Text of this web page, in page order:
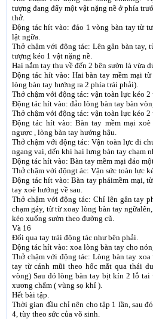
tượng đang đẩy một vật nặng nề ở phía
thở.
Ðộng tác hít vào: đảo 1 vòng bàn tay từ
lật ngữa.
Thở chậm với động tác: Lên gân bàn tay,
tượng kéo 1 vật nặng nề.
Hai nắm tay thu về đến 2 bên sườn là vừa
Ðộng tác hít vào: Hai bàn tay mềm mại
lòng bàn tay hướng ra 2 phía trái phải).
Thở chậm với động tác: vận toàn lực kéo 2
Ðộng tác hít vào: đảo lòng bàn tay bàn
Thở chậm với động tác: vận toàn lực kéo 2
Ðộng tác hít vào: Bàn tay mềm mại
ngược , lòng bàn tay hướng hậu.
Thở chậm với động tác: Vận toàn lực di
ngang vai, dến khi hai lưng bàn tay chạm
Ðộng tác hít vào: Bàn tay mềm mại đảo
Thở chậm với độngt ác: Vận sức toàn lực
Ðộng tác hít vào: Bàn tay phảimềm mại,
tay xoè hướng về sau.
Thở chậm với động tác: Chỉ lên gân tay
chạm gáy, từ từ xoay lòng bàn tay
kéo xuống sườn theo đường cũ.
Và 16
Ðổi qua tay trái động tác như bên phải.
Ðộng tác hít vào: xoa lòng bàn tay cho
Thở chậm với động tác: Lòng bàn tay
tay từ cánh mũi theo hốc mắt qua thái
vòng) Sau đó lòng bàn tay bịt kín 2 lỗ tai
xương chẩm ( vùng sọ khỉ ).
Hết bài tập.
Thời gian đầu chỉ nên cho tập 1 lần, sau
4, tùy theo sức của võ sinh.